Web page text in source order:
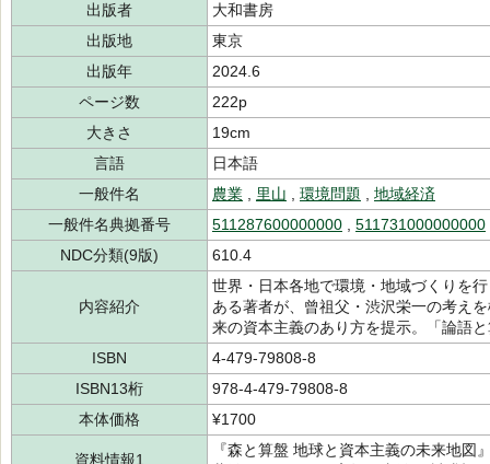
出版者
大和書房
出版地
東京
出版年
2024.6
ページ数
222p
大きさ
19cm
言語
日本語
一般件名
農業 里山 環境問題
地域経済
一般件名典拠番号
511287600000000 511731000000000
NDC分類(9版)
610.4
内容紹介
世界・日本各地で環境・地域づくりを
ある著者が、曾祖父・渋沢栄一の考え
来の資本主義のあり方を提示。「論語
ISBN
4-479-79808-8
ISBN13桁
978-4-479-79808-8
本体価格
¥1700
資料情報1
『森と算盤 地球と資本主義の未来